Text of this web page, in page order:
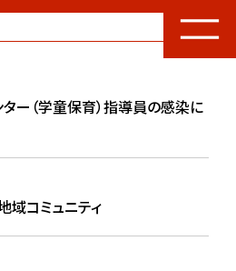
ー（学童保育）指導員の感染に
域コミュニティ